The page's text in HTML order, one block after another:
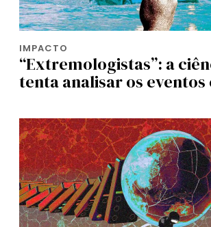
IMPACTO
“Extremologistas”: a
tenta analisar os